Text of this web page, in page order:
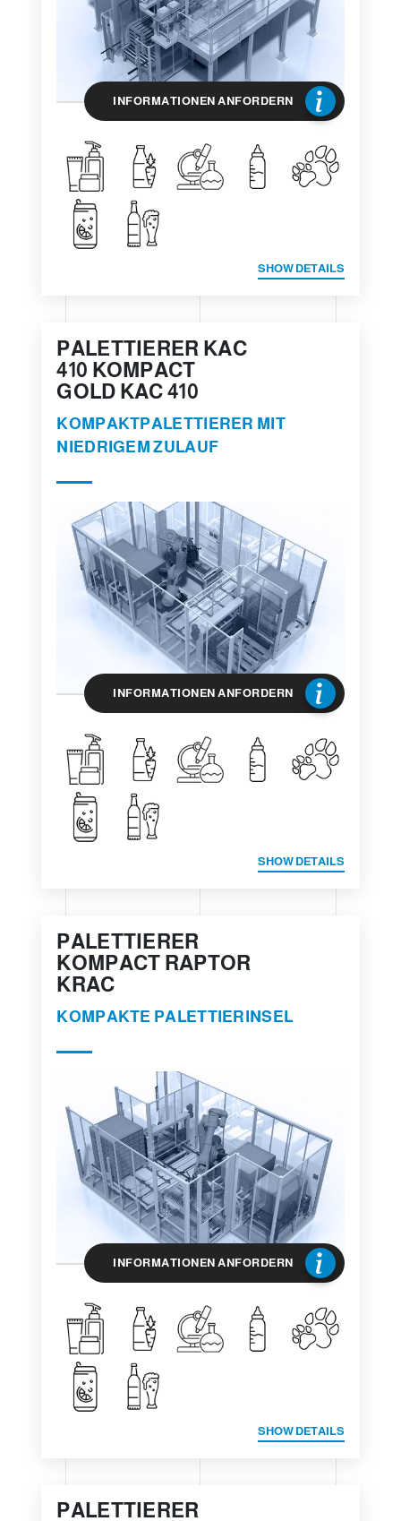
INFORMATIONEN ANFORDERN
SHOW DETAILS
PALETTIERER KAC
410 KOMPACT
GOLD KAC 410
KOMPAKTPALETTIERER MIT
NIEDRIGEM ZULAUF
INFORMATIONEN ANFORDERN
SHOW DETAILS
PALETTIERER
KOMPACT RAPTOR
KRAC
KOMPAKTE PALETTIERINSEL
INFORMATIONEN ANFORDERN
SHOW DETAILS
PALETTIERER